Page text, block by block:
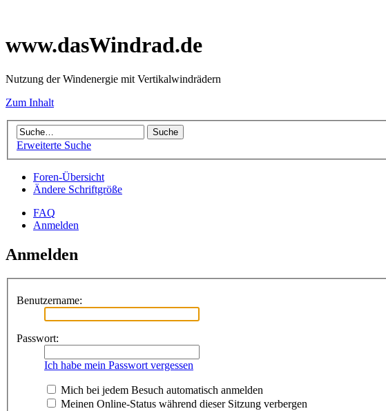
www.dasWindrad.de
Nutzung der Windenergie mit Vertikalwindrädern
Zum Inhalt
Erweiterte Suche
Foren-Übersicht
Ändere Schriftgröße
FAQ
Anmelden
Anmelden
Benutzername:
Passwort:
Ich habe mein Passwort vergessen
Mich bei jedem Besuch automatisch anmelden
Meinen Online-Status während dieser Sitzung verbergen